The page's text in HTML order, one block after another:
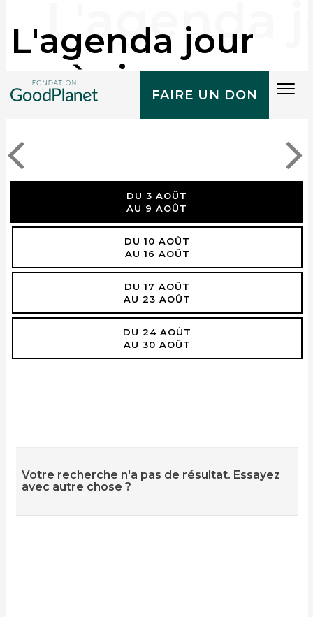
FAIRE UN DON
L'agenda jour
après jour
DU 3 AOÛT
AU 9 AOÛT
DU 10 AOÛT
AU 16 AOÛT
DU 17 AOÛT
AU 23 AOÛT
DU 24 AOÛT
AU 30 AOÛT
Votre recherche n'a pas de résultat. Essayez
avec autre chose ?